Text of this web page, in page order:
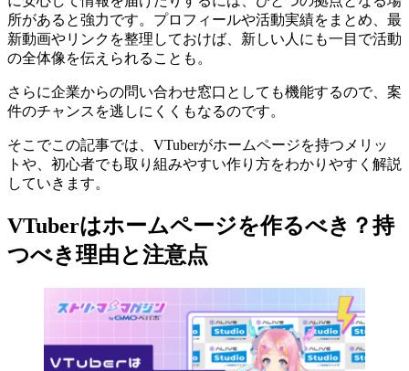
所があると強力です。プロフィールや活動実績をまとめ、最
新動画やリンクを整理しておけば、新しい人にも一目で活動
の全体像を伝えられることも。
さらに企業からの問い合わせ窓口としても機能するので、案
件のチャンスを逃しにくくもなるのです。
そこでこの記事では、VTuberがホームページを持つメリッ
トや、初心者でも取り組みやすい作り方をわかりやすく解説
していきます。
VTuberはホームページを作るべき？持
つべき理由と注意点